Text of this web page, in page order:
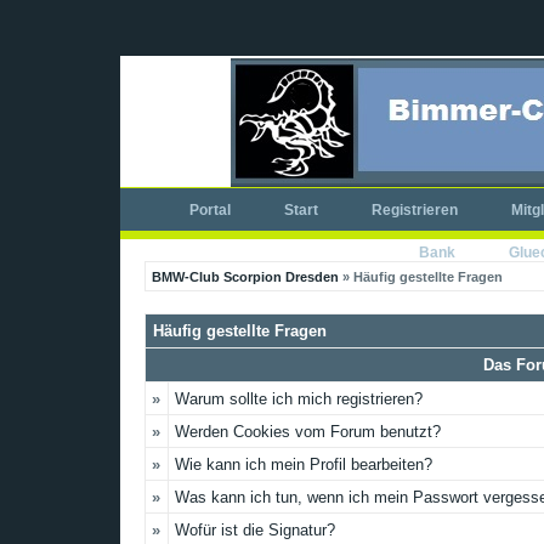
Portal Start Registrieren
Bank
BMW-Club Scorpion Dresden » Häufig gestellte Fragen
Häufig gestellte Fragen
Das
»
Warum sollte ich mich registrieren?
»
Werden Cookies vom Forum benutzt?
»
Wie kann ich mein Profil bearbeiten?
»
Was kann ich tun, wenn ich mein Passwort
»
Wofür ist die Signatur?